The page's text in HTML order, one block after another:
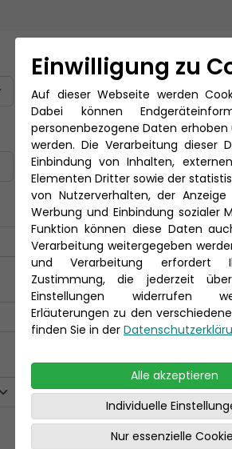
Titel
Nachname *
Einwilligung zu
Auf dieser Webseite werden
Dabei können
personenbezogene Daten
werden. Die Verarbeitung dieser
Einbindung von Inhalten,
Elementen Dritter sowie der
von Nutzerverhalten, der Anzeige
Werbung und Einbindung sozialer
Funktion können diese Daten
Verarbeitung weitergegeben
und Verarbeitung erfordert
Zustimmung, die jederzeit
Einstellungen widerrufen
Erläuterungen zu den
finden Sie in der
Alle akzeptieren
Individuelle
Nur essenzielle